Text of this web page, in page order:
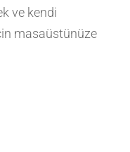
ve kendi
masaüstünüze